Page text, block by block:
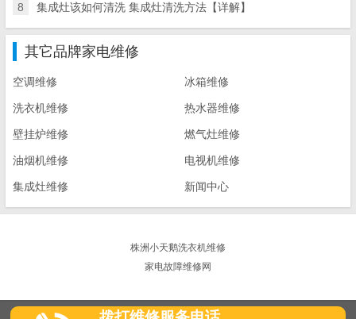
8 集成灶该如何清洗 集成灶清洗方法【详解】
其它品牌家电维修
空调维修 冰箱维修
洗衣机维修 热水器维修
壁挂炉维修 燃气灶维修
油烟机维修 电视机维修
集成灶维修 新闻中心
株洲小天鹅洗衣机维修
家电故障维修网